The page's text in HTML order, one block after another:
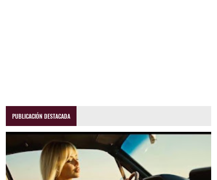
PUBLICACIÓN DESTACADA